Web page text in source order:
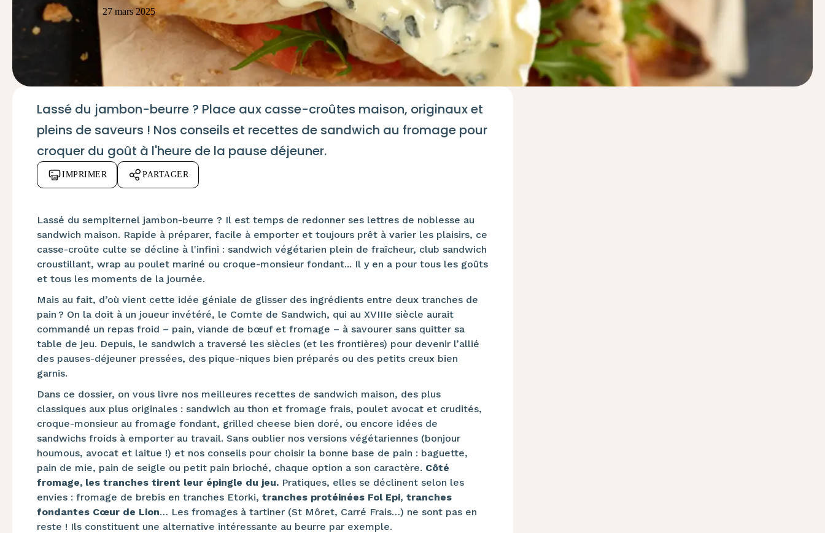
27 mars 2025
Lassé du jambon-beurre ? Place aux casse-croûtes maison, originaux et
pleins de saveurs ! Nos conseils et recettes de sandwich au fromage pour
croquer du goût à l'heure de la pause déjeuner.
IMPRIMER PARTAGER
Lassé du sempiternel jambon-beurre ? Il est temps de redonner ses lettres de noblesse au
sandwich maison. Rapide à préparer, facile à emporter et toujours prêt à varier les plaisirs, ce
casse-croûte culte se décline à l'infini : sandwich végétarien plein de fraîcheur, club sandwich
croustillant, wrap au poulet mariné ou croque-monsieur fondant... Il y en a pour tous les goûts
et tous les moments de la journée.
Mais au fait, d’où vient cette idée géniale de glisser des ingrédients entre deux tranches de
pain ? On la doit à un joueur invétéré, le Comte de Sandwich, qui au XVIIIe siècle aurait
commandé un repas froid – pain, viande de bœuf et fromage – à savourer sans quitter sa
table de jeu. Depuis, le sandwich a traversé les siècles (et les frontières) pour devenir l’allié
des pauses-déjeuner pressées, des pique-niques bien préparés ou des petits creux bien
garnis.
Dans ce dossier, on vous livre nos meilleures recettes de sandwich maison, des plus
classiques aux plus originales : sandwich au thon et fromage frais, poulet avocat et crudités,
croque-monsieur au fromage fondant, grilled cheese bien doré, ou encore idées de
sandwichs froids à emporter au travail. Sans oublier nos versions végétariennes (bonjour
houmous, avocat et laitue !) et nos conseils pour choisir la bonne base de pain : baguette,
pain de mie, pain de seigle ou petit pain brioché, chaque option a son caractère. Côté
fromage, les tranches tirent leur épingle du jeu. Pratiques, elles se déclinent selon les
envies : fromage de brebis en tranches Etorki, tranches protéinées Fol Epi, tranches
fondantes Cœur de Lion… Les fromages à tartiner (St Môret, Carré Frais…) ne sont pas en
reste ! Ils constituent une alternative intéressante au beurre par exemple.